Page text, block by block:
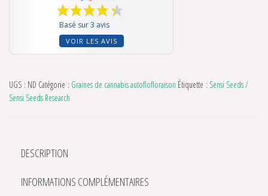
Basé sur 3 avis
VOIR LES AVIS
UGS : ND Catégorie : Graines de cannabis autoflofloraison Étiquette : Sensi Seeds /
Sensi Seeds Research
DESCRIPTION
INFORMATIONS COMPLÉMENTAIRES